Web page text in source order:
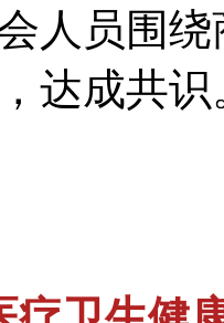
人员围
达成共识